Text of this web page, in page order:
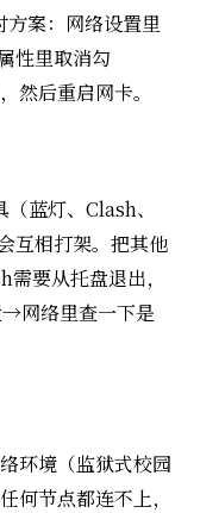
案：网络设置里
性里取消勾
后重启网卡。
蓝灯、Clash、
互相打架。把其他
要从托盘退出，
网络里查一下是
环境（监狱式校园
何节点都连不上，